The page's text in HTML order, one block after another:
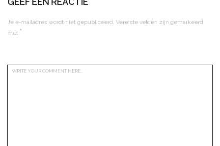
Je e-mailadres wordt niet gepubliceerd. Vereiste velden zijn gemarkeerd
met *